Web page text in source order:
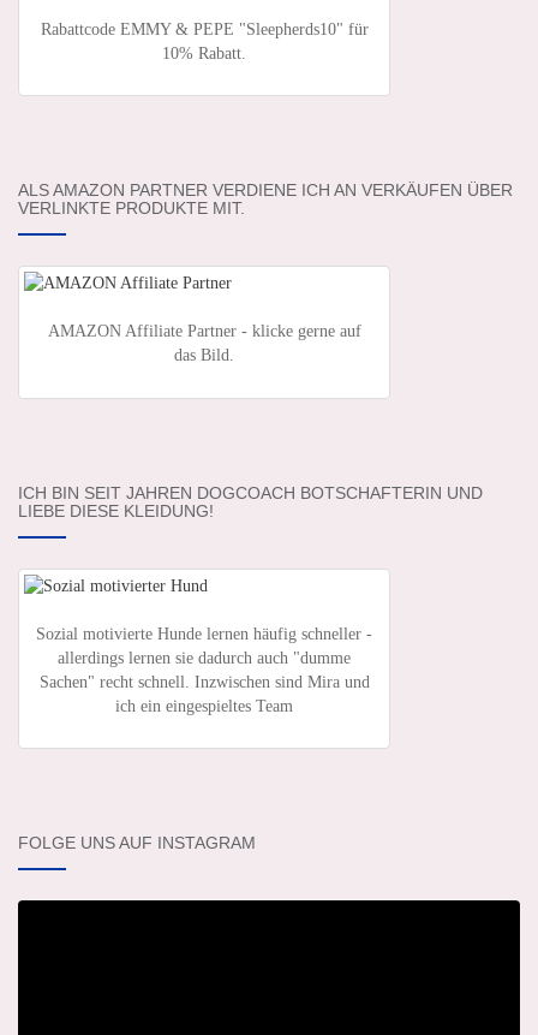
Rabattcode EMMY & PEPE "Sleepherds10" für
10% Rabatt.
ALS AMAZON PARTNER VERDIENE ICH AN VERKÄUFEN ÜBER
VERLINKTE PRODUKTE MIT.
AMAZON Affiliate Partner - klicke gerne auf
das Bild.
ICH BIN SEIT JAHREN DOGCOACH BOTSCHAFTERIN UND
LIEBE DIESE KLEIDUNG!
Sozial motivierte Hunde lernen häufig schneller -
allerdings lernen sie dadurch auch "dumme
Sachen" recht schnell. Inzwischen sind Mira und
ich ein eingespieltes Team
FOLGE UNS AUF INSTAGRAM